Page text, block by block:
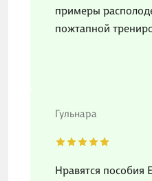
примеры
пожтапной
Гульнара
Нравятся пособия